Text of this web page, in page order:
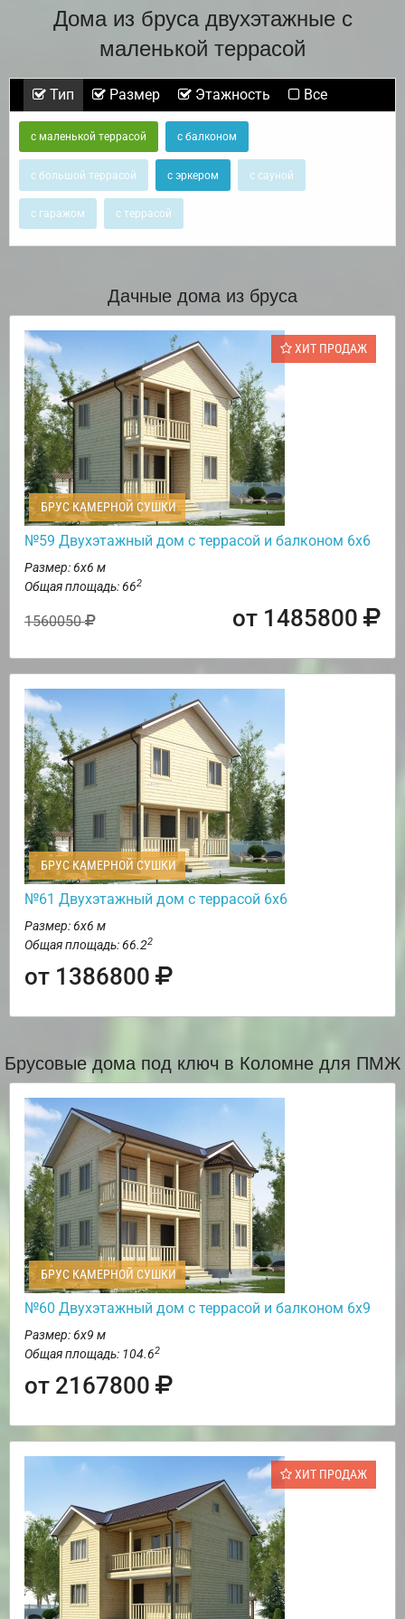
Дома из бруса двухэтажные с
маленькой террасой
Тип Размер Этажность Все
с маленькой террасой с балконом
с большой террасой с эркером с сауной
с гаражом с террасой
Дачные дома из бруса
ХИТ ПРОДАЖ
БРУС КАМЕРНОЙ СУШКИ
№59 Двухэтажный дом с террасой и балконом 6х6
Размер: 6х6 м
Общая площадь: 662
1560050 от 1485800
БРУС КАМЕРНОЙ СУШКИ
№61 Двухэтажный дом с террасой 6х6
Размер: 6х6 м
Общая площадь: 66.22
от 1386800
Брусовые дома под ключ в Коломне для ПМЖ
БРУС КАМЕРНОЙ СУШКИ
№60 Двухэтажный дом с террасой и балконом 6х9
Размер: 6х9 м
Общая площадь: 104.62
от 2167800
ХИТ ПРОДАЖ